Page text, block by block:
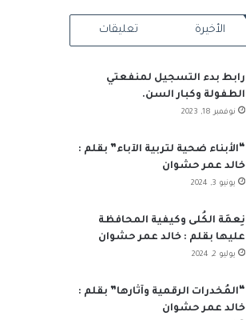
RSS
الأخيرة تعليقات
رابط بدء التسجيل لمنفعتي
الطفولة وكبار السن.
نوفمبر 18, 2023
“الأبناء ضحية لتربية الآباء” بقلم :
خالد عمر حشوان
يونيو 3, 2024
نِعمَة الكُلى وكيفية المحافظة
عليها بقلم : خالد عمر حشوان
يوليو 2, 2024
“المُخدرات الرقمية وآثارها” بقلم :
خالد عمر حشوان